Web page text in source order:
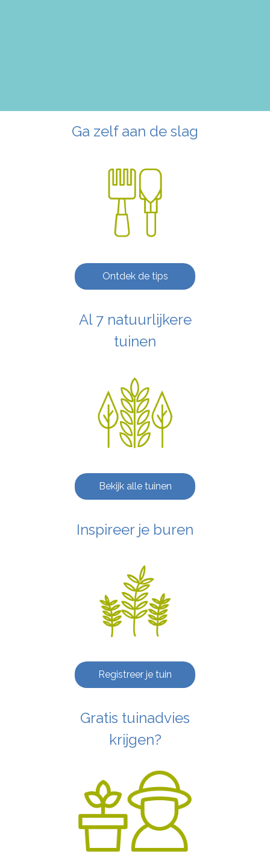
Ga zelf aan de slag
Ontdek de tips
Al 7 natuurlijkere
tuinen
Bekijk alle tuinen
Inspireer je buren
Registreer je tuin
Gratis tuinadvies
krijgen?